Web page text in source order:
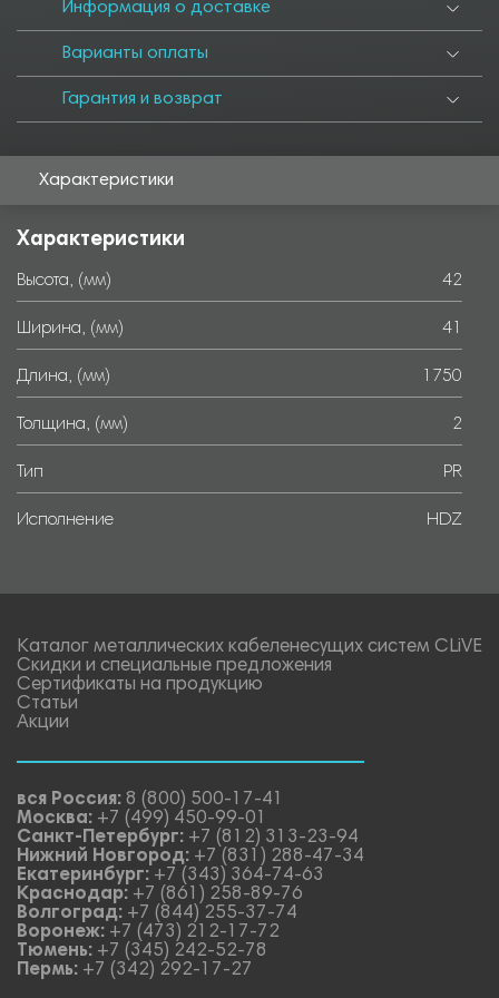
Информация о доставке
Варианты оплаты
Гарантия и возврат
Характеристики
Характеристики
Высота, (мм) 42
Ширина, (мм) 41
Длина, (мм) 1750
Толщина, (мм) 2
Тип PR
Исполнение HDZ
Каталог металлических кабеленесущих систем CLiVE
Скидки и специальные предложения
Сертификаты на продукцию
Статьи
Акции
вся Россия: 8 (800) 500-17-41
Москва: +7 (499) 450-99-01
Санкт-Петербург: +7 (812) 313-23-94
Нижний Новгород: +7 (831) 288-47-34
Екатеринбург: +7 (343) 364-74-63
Краснодар: +7 (861) 258-89-76
Волгоград: +7 (844) 255-37-74
Воронеж: +7 (473) 212-17-72
Тюмень: +7 (345) 242-52-78
Пермь: +7 (342) 292-17-27